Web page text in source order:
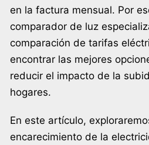
en la factura mensual. Por
comparador de luz
comparación de tarifas
encontrar las mejores
reducir el impacto de la
hogares.
En este artículo,
encarecimiento de la